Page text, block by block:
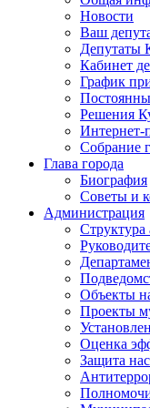
Новости
Ваш
Депутаты
Кабинет
График
Решения
Интернет-
Собрание
Глава города
Биография
Советы и
Администрация
Структура
Объекты
Проекты
Оценка
Защита